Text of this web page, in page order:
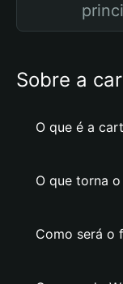
Sobre a
O que é a
O que torna
Como será o